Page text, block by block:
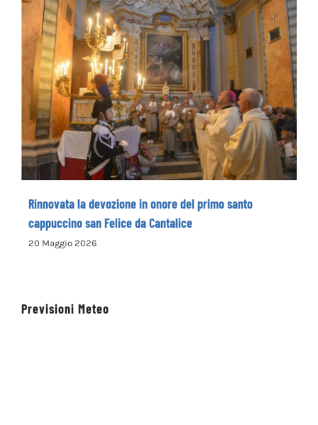
Rinnovata la devozione in onore del primo
santo cappuccino san Felice da Cantalice
Rinnovata la devozione in onore del primo santo
cappuccino san Felice da Cantalice
20 Maggio 2026
Previsioni Meteo